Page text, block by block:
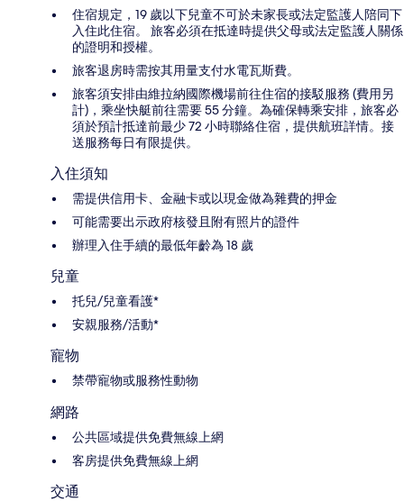
住宿規定，19 歲以下兒童不可於未家長或法定監護人陪同下
入住此住宿。 旅客必須在抵達時提供父母或法定監護人關係
的證明和授權。
旅客退房時需按其用量支付水電瓦斯費。
旅客須安排由維拉納國際機場前往住宿的接駁服務 (費用另
計)，乘坐快艇前往需要 55 分鐘。為確保轉乘安排，旅客必
須於預計抵達前最少 72 小時聯絡住宿，提供航班詳情。接
送服務每日有限提供。
入住須知
需提供信用卡、金融卡或以現金做為雜費的押金
可能需要出示政府核發且附有照片的證件
辦理入住手續的最低年齡為 18 歲
兒童
托兒/兒童看護*
安親服務/活動*
寵物
禁帶寵物或服務性動物
網路
公共區域提供免費無線上網
客房提供免費無線上網
交通